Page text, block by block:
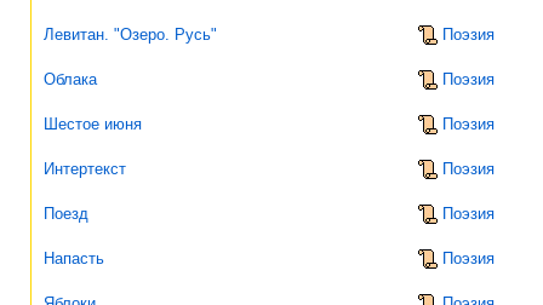
Левитан. "Озеро. Русь" Поэзия
Облака Поэзия
Шестое июня Поэзия
Интертекст Поэзия
Поезд Поэзия
Напасть Поэзия